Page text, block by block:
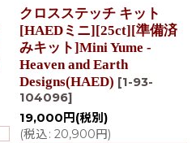
クロスステッチ キット
[HAEDミニ][25ct][準備済
みキット]Mini Yume -
Heaven and Earth
Designs(HAED) [1-93-
104096]
19,000 円 (税別)
(税込: 20,900円)